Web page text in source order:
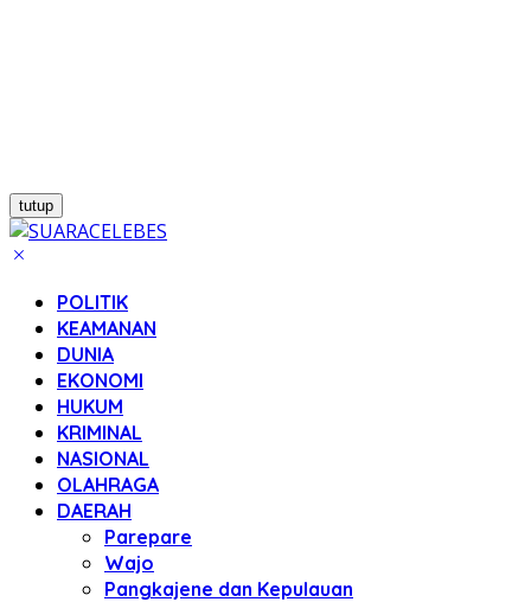
tutup
POLITIK
KEAMANAN
DUNIA
EKONOMI
HUKUM
KRIMINAL
NASIONAL
OLAHRAGA
DAERAH
Parepare
Wajo
Pangkajene dan Kepulauan